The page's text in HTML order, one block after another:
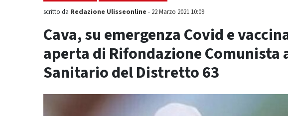
scritto da Redazione Ulisseonline - 22 Marzo 2021 10:09
Cava, su emergenza Covid e
aperta di Rifondazione Comunista
Sanitario del Distretto 63